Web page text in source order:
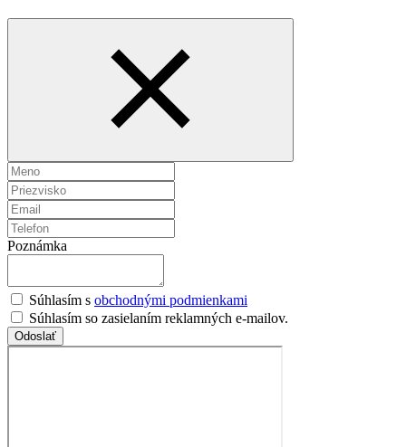
Poznámka
Súhlasím s obchodnými podmienkami
Súhlasím so zasielaním reklamných e-mailov.
Odoslať